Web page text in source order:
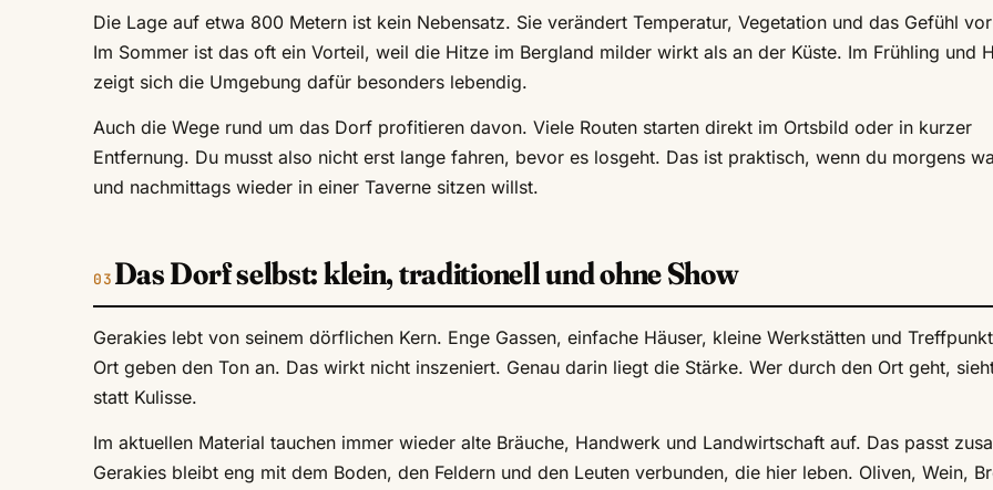
Die Lage auf etwa 800 Metern ist kein Nebensatz. Sie verändert Temperatur, Vegetation und das Gefühl
Im Sommer ist das oft ein Vorteil, weil die Hitze im Bergland milder wirkt als an der Küste. Im Frühling und
zeigt sich die Umgebung dafür besonders lebendig.
Auch die Wege rund um das Dorf profitieren davon. Viele Routen starten direkt im Ortsbild oder in kurzer
Entfernung. Du musst also nicht erst lange fahren, bevor es losgeht. Das ist praktisch, wenn du morgens
und nachmittags wieder in einer Taverne sitzen willst.
Das Dorf selbst: klein, traditionell und ohne Show
Gerakies lebt von seinem dörflichen Kern. Enge Gassen, einfache Häuser, kleine Werkstätten und
Ort geben den Ton an. Das wirkt nicht inszeniert. Genau darin liegt die Stärke. Wer durch den Ort geht,
statt Kulisse.
Im aktuellen Material tauchen immer wieder alte Bräuche, Handwerk und Landwirtschaft auf. Das passt
Gerakies bleibt eng mit dem Boden, den Feldern und den Leuten verbunden, die hier leben. Oliven, Wein,